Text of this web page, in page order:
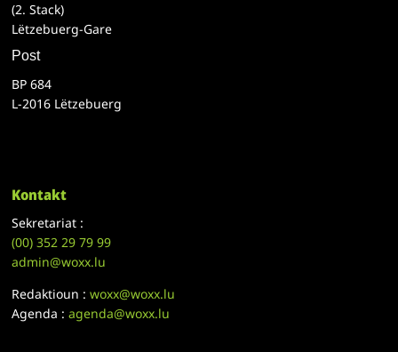
(2. Stack)
Lëtzebuerg-Gare
Post
BP 684
L-2016 Lëtzebuerg
Kontakt
Sekretariat :
(00)352 29 79 99
admin@woxx.lu
Redaktioun :woxx@woxx.lu
Agenda :agenda@woxx.lu